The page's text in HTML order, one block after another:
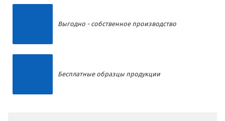
Выгодно - собственное производство
Бесплатные образцы продукции